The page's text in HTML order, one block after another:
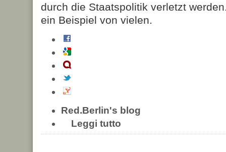
durch die Staatspolitik verletzt
ein Beispiel von vielen.
Red.Berlin's blog
Leggi tutto